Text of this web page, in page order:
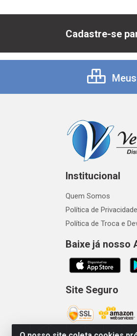
Cadastre-se
Institucional
Quem Somos
Política de Privacidade
Política de Troca e
Baixe já nosso
Site Seguro